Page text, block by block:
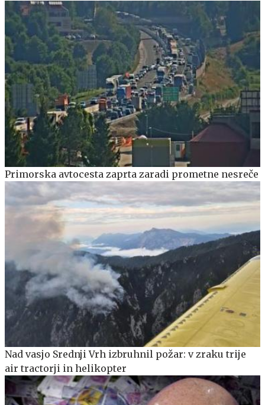
Primorska avtocesta zaprta zaradi prometne nesreče
Nad vasjo Srednji Vrh izbruhnil požar: v zraku trije
air tractorji in helikopter